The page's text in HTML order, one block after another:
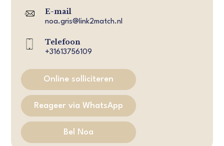
E-mail
noa.gris@link2match.nl
Telefoon
+31613756109
Online solliciteren
Reageer via WhatsApp
Bel Noa